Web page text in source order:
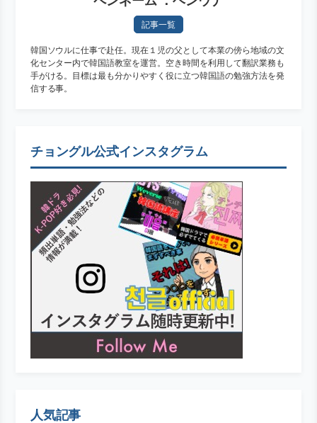
記事一覧
韓国ソウルに仕事で赴任。現在１児の父として本業の傍ら地域の文
化センター内で韓国語教室を運営。空き時間を利用して翻訳業務も
手がける。目標は最も分かりやすく役に立つ韓国語の勉強方法を発
信する事。
チョングル公式インスタグラム
人気記事